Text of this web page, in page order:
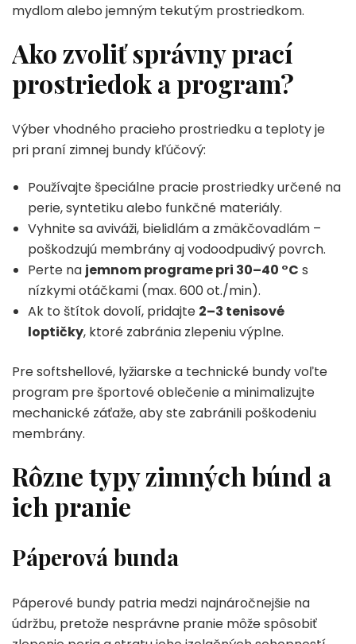
mydlom alebo jemným tekutým prostriedkom.
Ako zvoliť správny prací
prostriedok a program?
Výber vhodného pracieho prostriedku a teploty je
pri praní zimnej bundy kľúčový:
Používajte špeciálne pracie prostriedky určené na
perie, syntetiku alebo funkčné materiály.
Vyhnite sa aviváži, bielidlám a zmäkčovadlám –
poškodzujú membrány aj vodoodpudivý povrch.
Perte na jemnom programe pri 30–40 °C s
nízkymi otáčkami (max. 600 ot./min).
Ak to štítok dovolí, pridajte 2–3 tenisové
loptičky, ktoré zabránia zlepeniu výplne.
Pre softshellové, lyžiarske a technické bundy voľte
program pre športové oblečenie a minimalizujte
mechanické záťaže, aby ste zabránili poškodeniu
membrány.
Rôzne typy zimných búnd a
ich pranie
Páperová bunda
Páperové bundy patria medzi najnáročnejšie na
údržbu, pretože nesprávne pranie môže spôsobiť